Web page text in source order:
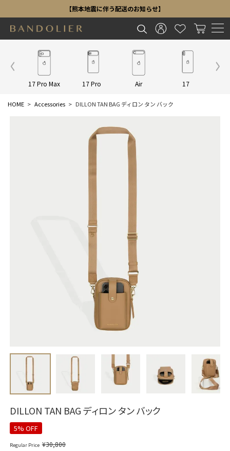
【熊本地震に伴う配送のお知らせ】
17 Pro Max 17 Pro Air 17
HOME Accessories DILLON TAN BAG ディロン タン バック
DILLON TAN BAG ディロン タン バック
5% OFF
Regular Price ¥30,800